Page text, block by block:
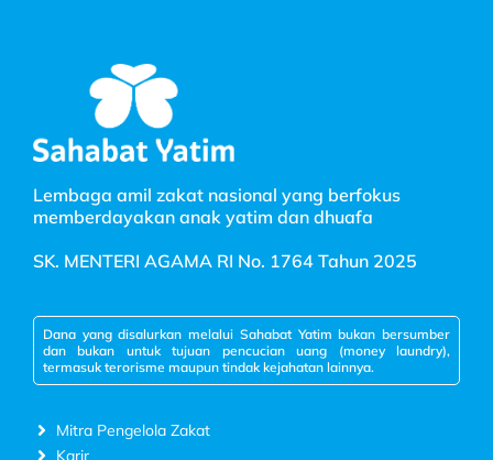
Lembaga amil zakat nasional yang berfokus
memberdayakan anak yatim dan dhuafa
SK. MENTERI AGAMA RI No. 1764 Tahun 2025
Dana yang disalurkan melalui Sahabat Yatim bukan bersumber
dan bukan untuk tujuan pencucian uang (money laundry),
termasuk terorisme maupun tindak kejahatan lainnya.
Mitra Pengelola Zakat
Karir